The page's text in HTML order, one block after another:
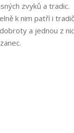
zvyků a tradic.
k nim patří i
a jednou z